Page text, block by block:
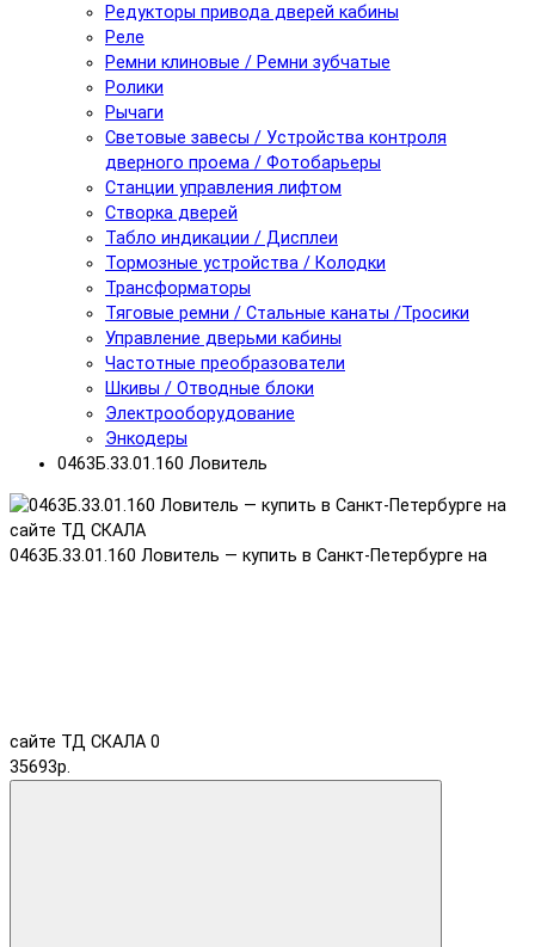
Редукторы привода дверей кабины
Реле
Ремни клиновые / Ремни зубчатые
Ролики
Рычаги
Световые завесы / Устройства контроля
дверного проема / Фотобарьеры
Станции управления лифтом
Створка дверей
Табло индикации / Дисплеи
Тормозные устройства / Колодки
Трансформаторы
Тяговые ремни / Стальные канаты /Тросики
Управление дверьми кабины
Частотные преобразователи
Шкивы / Отводные блоки
Электрооборудование
Энкодеры
0463Б.33.01.160 Ловитель
0463Б.33.01.160 Ловитель — купить в Санкт-Петербурге на
сайте ТД СКАЛА 0
35693р.